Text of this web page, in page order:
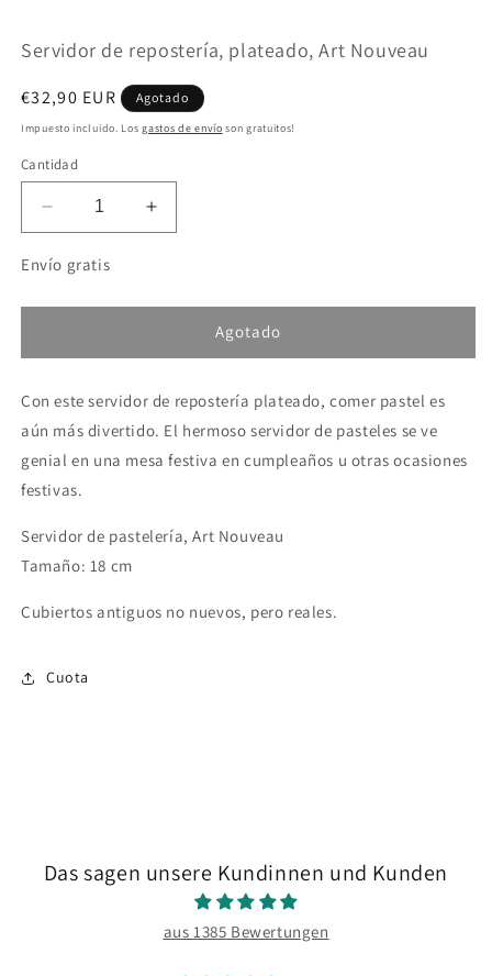
ventana
Servidor de repostería, plateado, Art Nouveau
Precio
habitual
€32,90 EUR Agotado
Impuesto incluido. Losgastos de envío son gratuitos!
Cantidad
Reducir
cantidad
para
de
plateado,
Nouveau
Aumentar
cantidad
de
repostería,
plateado,
Nouveau
Envío gratis
Agotado
Con este servidor de repostería plateado, comer pastel es
aún más divertido. El hermoso servidor de pasteles se ve
genial en una mesa festiva en cumpleaños u otras ocasiones
festivas.
Servidor de pastelería, Art Nouveau
Tamaño: 18 cm
Cubiertos antiguos no nuevos, pero reales.
Cuota
Das sagen unsere Kundinnen und Kunden
aus 1385 Bewertungen